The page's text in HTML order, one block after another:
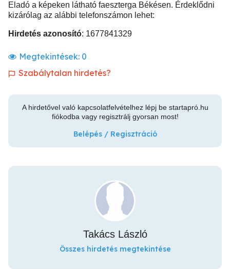
Eladó a képeken látható faeszterga Békésen. Érdeklődni
kizárólag az alábbi telefonszámon lehet:
Hirdetés azonosító: 1677841329
Megtekintések: 0
Szabálytalan hirdetés?
A hirdetővel való kapcsolatfelvételhez lépj be startapró.hu
fiókodba vagy regisztrálj gyorsan most!
Belépés / Regisztráció
Takács László
Összes hirdetés megtekintése